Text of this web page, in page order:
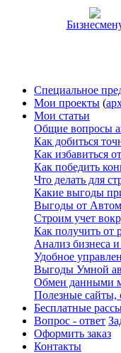
Специальное
Мои проекты (
Мои статьи
Общие вопросы
Как добиться
Как избавиться
Как победить
Что делать для
Какие выгоды
Выгоды от
Строим учет
Как получить от
Анализ бизнеса и
Удобное
Выгоды Умной
Обмен данными
Полезные сайты,
Бесплатные
Вопрос - ответ
Оформить заказ
Контакты